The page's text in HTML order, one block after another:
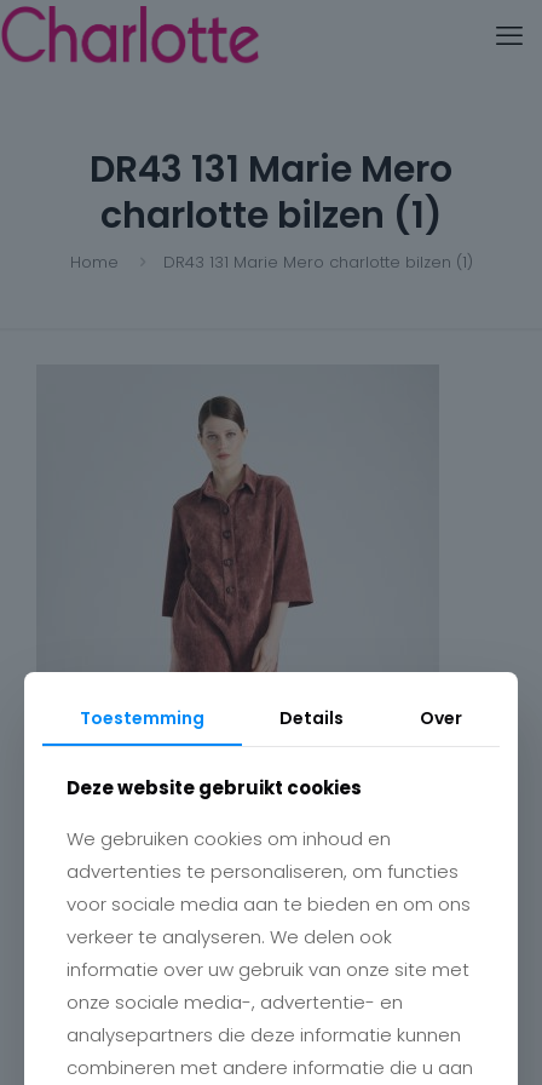
DR43 131 Marie Mero
charlotte bilzen (1)
Home DR43 131 Marie Mero charlotte bilzen (1)
Toestemming Details Over
Deze website gebruikt cookies
We gebruiken cookies om inhoud en
advertenties te personaliseren, om functies
voor sociale media aan te bieden en om ons
verkeer te analyseren. We delen ook
informatie over uw gebruik van onze site met
onze sociale media-, advertentie- en
analysepartners die deze informatie kunnen
combineren met andere informatie die u aan